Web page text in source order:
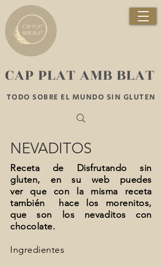
TODO SOBRE EL MUNDO SIN GLUTEN
​CAP PLAT AMB BLAT
NEVADITOS
Receta de Disfrutando sin
gluten, en su web puedes
ver que con la misma receta
también hace los morenitos,
que son los nevaditos con
chocolate.
Ingredientes